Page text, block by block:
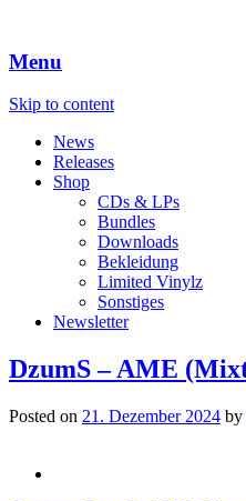
Menu
Skip to content
News
Releases
Shop
CDs & LPs
Bundles
Downloads
Bekleidung
Limited Vinylz
Sonstiges
Newsletter
DzumS – AME
Posted on 21. Dezember 2024 by